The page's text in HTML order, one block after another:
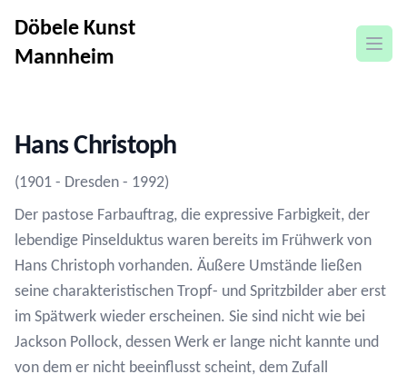
Döbele Kunst
Mannheim
open
Hans Christoph
(1901 - Dresden - 1992)
Der pastose Farbauftrag, die expressive Farbigkeit, der
lebendige Pinselduktus waren bereits im Frühwerk von
Hans Christoph vorhanden. Äußere Umstände ließen
seine charakteristischen Tropf- und Spritzbilder aber erst
im Spätwerk wieder erscheinen. Sie sind nicht wie bei
Jackson Pollock, dessen Werk er lange nicht kannte und
von dem er nicht beeinflusst scheint, dem Zufall